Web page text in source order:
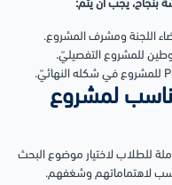
بنجاح، يجب أن يتم:
اللجنة ومشرف المشروع.
للمشروع التفصيليّ.
لمشروع
للطلاب لاختيار موضوع البحث
لاهتماماتهم وشغفهم.